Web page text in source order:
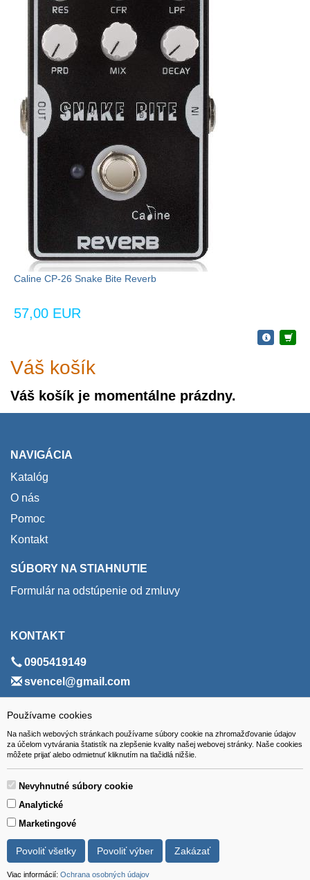
Používame cookies
Na našich webových stránkach používame súbory cookie na zhromažďovanie údajov
za účelom vytvárania štatistík na zlepšenie kvality našej webovej stránky. Naše cookies
môžete prijať alebo odmietnuť kliknutím na tlačidlá nižšie.
Nevyhnutné súbory cookie
Analytické
Marketingové
Povoliť všetky Povoliť výber Zakázať
Viac informácií: Ochrana osobných údajov
Caline CP-26 Snake Bite Reverb
57,00 EUR
Váš košík
Váš košík je momentálne prázdny.
NAVIGÁCIA
Katalóg
O nás
Pomoc
Kontakt
SÚBORY NA STIAHNUTIE
Formulár na odstúpenie od zmluvy
KONTAKT
0905419149
svencel@gmail.com
ADRESA
VEST - tech s.r.o.
Hviezdoslavova 280/6, 965 01 Žiar nad Hronom
Slovakia (Slovak Republic)
Všetky ceny sú uvádzané vrátane DPH.
© 2018 GIBOX, s.r.o. • Generuje redakčný systém YGScms •